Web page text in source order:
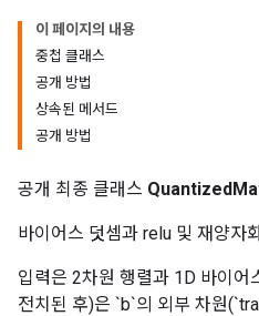
이 페이지의 내용
중첩 클래스
공개 방법
상속된 메서드
공개 방법
공개 최종 클래스
바이어스 덧셈과 relu 및 재양자
입력은 2차원 행렬과 1D 바이
전치된 후)은 `b`의 외부 차원